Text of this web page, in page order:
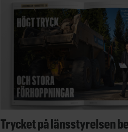
Trycket på länsstyrelsen